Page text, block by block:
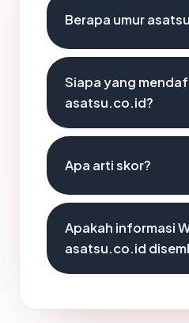
Berapa umur
Siapa yang
asatsu.co.id?
Apa arti skor?
Apakah informasi
asatsu.co.id